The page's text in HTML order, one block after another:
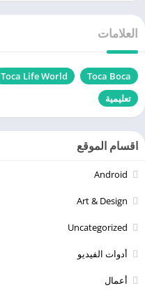
العلامات
Toca Boca
Toca Life World‏
تعليمية
اقسام الموقع
Android
Art & Design
Uncategorized
أدوات الفيديو
أعمال